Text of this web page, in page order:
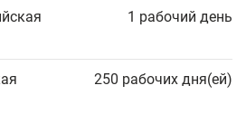
1 рабочий день
250 рабочих дня(ей)